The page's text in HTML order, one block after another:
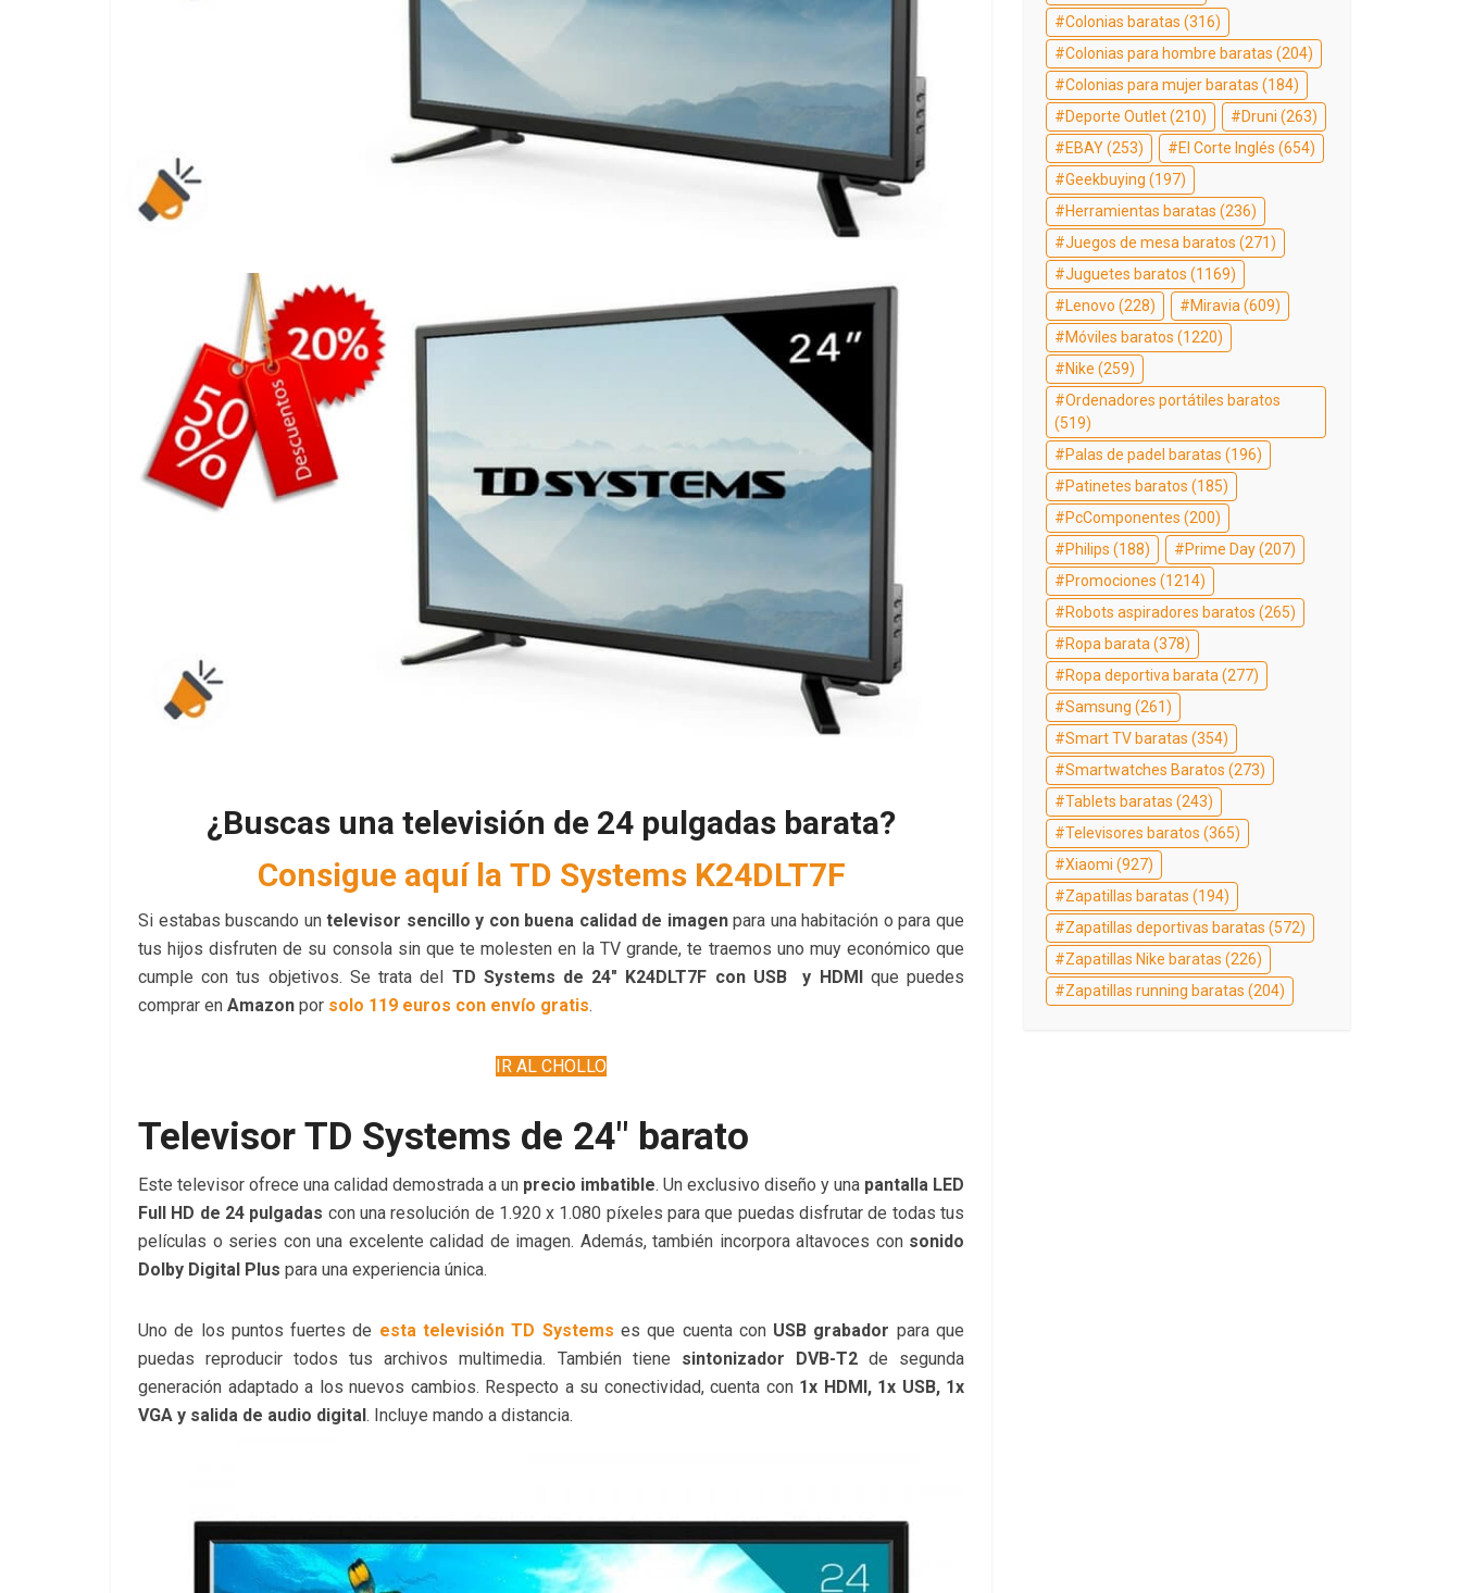
¿Buscas una televisión de 24 pulgadas barata?
Consigue aquí la TD Systems K24DLT7F
Si estabas buscando untelevisor sencillo y con buena calidad de imagenpara una habitación o para que
tus hijos disfruten de su consola sin que te molesten en la TV grande, te traemos uno muy económico que
cumple con tus objetivos. Se trata del TD Systems de 24″ K24DLT7F con USB y HDMIque puedes
comprar en Amazon por solo 119 euros con envío gratis.
IR AL CHOLLO
Televisor TD Systems de 24″ barato
Este televisor ofrece una calidad demostrada a un precio imbatible. Un exclusivo diseño y una pantalla LED
Full HD de 24 pulgadas con una resolución de 1.920 x 1.080 píxeles para que puedas disfrutar de todas tus
películas o series con una excelente calidad de imagen. Además, también incorpora altavoces con sonido
Dolby Digital Plus para una experiencia única.
Uno de los puntos fuertes de esta televisión TD Systems es que cuenta con USB grabador para que
puedas reproducir todos tus archivos multimedia. También tiene sintonizador DVB-T2de segunda
generación adaptado a los nuevos cambios. Respecto a su conectividad, cuenta con1x HDMI, 1x USB, 1x
VGA y salida de audio digital. Incluye mando a distancia.
Colonias baratas (316)
Colonias para hombre baratas (204)
Colonias para mujer baratas (184)
Deporte Outlet(210) Druni (263)
EBAY(253) El Corte Inglés (654)
Geekbuying (197)
Herramientas baratas (236)
Juegos de mesa baratos (271)
Juguetes baratos (1169)
Lenovo (228) Miravia (609)
Móviles baratos (1220)
Nike (259)
Ordenadores portátiles baratos
(519)
Palas de padel baratas (196)
Patinetes baratos (185)
PcComponentes (200)
Philips (188) Prime Day(207)
Promociones (1214)
Robots aspiradores baratos (265)
Ropa barata (378)
Ropa deportiva barata (277)
Samsung (261)
Smart TV baratas (354)
Smartwatches Baratos (273)
Tablets baratas (243)
Televisores baratos (365)
Xiaomi (927)
Zapatillas baratas (194)
Zapatillas deportivas baratas (572)
Zapatillas Nike baratas (226)
Zapatillas running baratas (204)